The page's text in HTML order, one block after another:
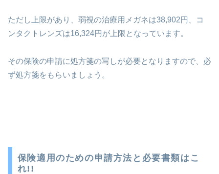
ただし上限があり、弱視の治療用メガネは38,902円、コ
ンタクトレンズは16,324円が上限となっています。
その保険の申請に処方箋の写しが必要となりますので、必
ず処方箋をもらいましょう。
保険適用のための申請方法と必要書類はこ
れ!!